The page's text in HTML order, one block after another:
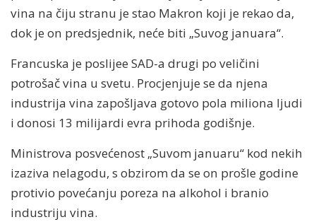
vina na čiju stranu je stao Makron koji je rekao da,
dok je on predsjednik, neće biti „Suvog januara“.
Francuska je poslijee SAD-a drugi po veličini
potrošač vina u svetu. Procjenjuje se da njena
industrija vina zapošljava gotovo pola miliona ljudi
i donosi 13 milijardi evra prihoda godišnje.
Ministrova posvećenost „Suvom januaru“ kod nekih
izaziva nelagodu, s obzirom da se on prošle godine
protivio povećanju poreza na alkohol i branio
industriju vina.